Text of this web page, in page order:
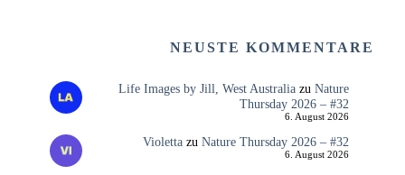
NEUSTE KOMMENTARE
Life Images by Jill, West Australiazu Nature
Thursday 2026 – #32
6. August 2026
Violettazu Nature Thursday 2026 – #32
6. August 2026